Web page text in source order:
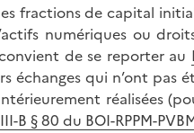
fractions de capital
numériques ou
de se reporter au
échanges qui n’ont pas
réalisées
III-B § 80 du BOI-RPPM-